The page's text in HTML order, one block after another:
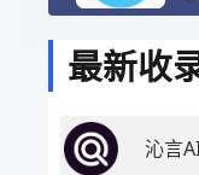
最新收
沁言